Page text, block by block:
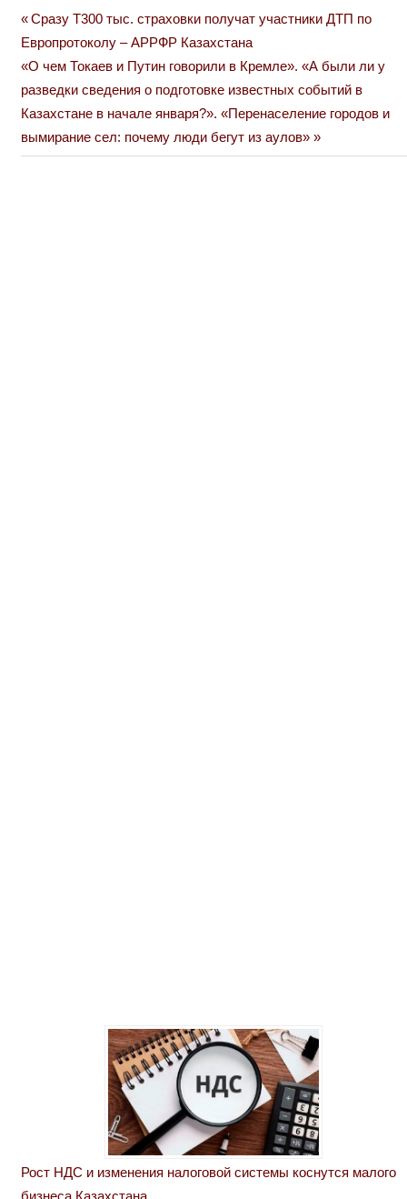
Навигация
по
записям
Previous
Post:
Сразу Т300 тыс. страховки получат участники ДТП по
Европротоколу – АРРФР Казахстана
Next
Post:
«О чем Токаев и Путин говорили в Кремле». «А были ли у
разведки сведения о подготовке известных событий в
Казахстане в начале января?». «Перенаселение городов и
вымирание сел: почему люди бегут из аулов»
Рост НДС и изменения налоговой системы коснутся малого